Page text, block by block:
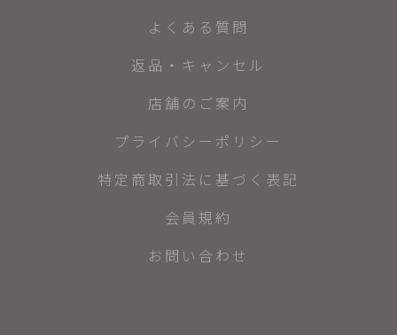
よくある質問
返品・キャンセル
店舗のご案内
プライバシーポリシー
特定商取引法に基づく表記
会員規約
お問い合わせ